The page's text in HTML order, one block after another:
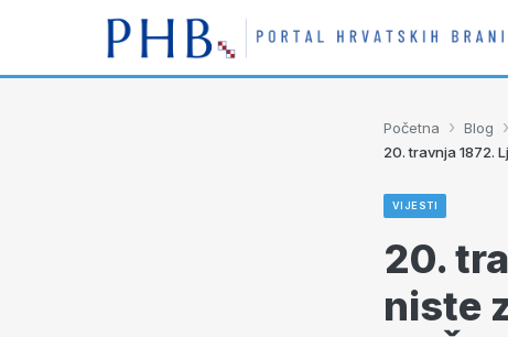
Početna › Blog ›
20. travnja 1872.
VIJESTI
20.
niste